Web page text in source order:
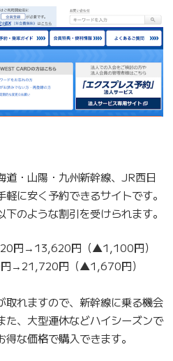
道・山陽・九州新幹線、JR西日
に安く予約できるサイトです。
のような割引を受けられます。
円→13,620円（▲1,100円）
→21,720円（▲1,670円）
取れますので、新幹線に乗る機会
た、大型連休などハイシーズンで
な価格で購入できます。